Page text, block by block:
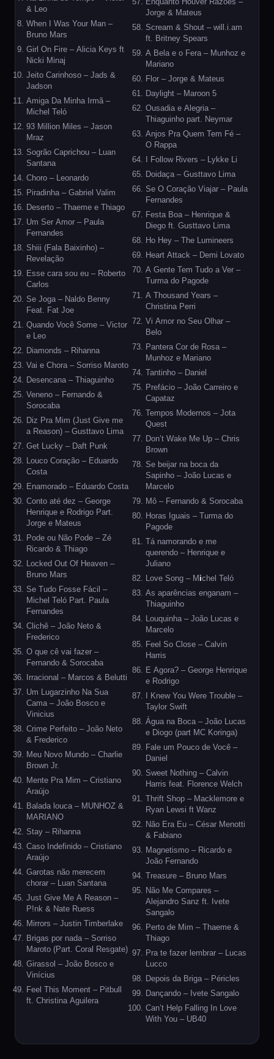
& Leo
When I Was Your Man –
Bruno Mars
Girl On Fire – Alicia Keys ft
Nicki Minaj
Jeito Carinhoso – Jads &
Jadson
Amiga Da Minha Irmã –
Michel Teló
93 Million Miles – Jason
Mraz
Sogrão Caprichou – Luan
Santana
Choro – Leonardo
Piradinha – Gabriel Valim
Deserto – Thaeme e Thiago
Um Ser Amor – Paula
Fernandes
Shiii (Fala Baixinho) –
Revelação
Esse cara sou eu – Roberto
Carlos
Se Joga – Naldo Benny
Feat. Fat Joe
Quando Você Some – Victor
e Leo
Diamonds – Rihanna
Vai e Chora – Sorriso Maroto
Desencana – Thiaguinho
Veneno – Fernando &
Sorocaba
Diz Pra Mim (Just Give me
a Reason) – Gusttavo Lima
Get Lucky – Daft Punk
Louco Coração – Eduardo
Costa
Enamorado – Eduardo Costa
Conto até dez – George
Henrique e Rodrigo Part.
Jorge e Mateus
Pode ou Não Pode – Zé
Ricardo & Thiago
Locked Out Of Heaven –
Bruno Mars
Se Tudo Fosse Fácil –
Michel Teló Part. Paula
Fernandes
Clichê – João Neto &
Frederico
O que cê vai fazer –
Fernando & Sorocaba
Irracional – Marcos & Belutti
Um Lugarzinho Na Sua
Cama – João Bosco e
Vinicius
Crime Perfeito – João Neto
& Frederico
Meu Novo Mundo – Charlie
Brown Jr.
Mente Pra Mim – Cristiano
Araújo
Balada louca – MUNHOZ &
MARIANO
Stay – Rihanna
Caso Indefinido – Cristiano
Araújo
Garotas não merecem
chorar – Luan Santana
Just Give Me A Reason –
P!nk & Nate Ruess
Mirrors – Justin Timberlake
Brigas por nada – Sorriso
Maroto (Part. Coral Resgate)
Girassol – João Bosco e
Vinícius
Feel This Moment – Pitbull
ft. Christina Aguilera
Jorge & Mateus
Scream & Shout – will.i.am
ft. Britney Spears
A Bela e o Fera – Munhoz e
Mariano
Flor – Jorge & Mateus
Daylight – Maroon 5
Ousadia e Alegria –
Thiaguinho part. Neymar
Anjos Pra Quem Tem Fé –
O Rappa
I Follow Rivers – Lykke Li
Doidaça – Gusttavo Lima
Se O Coração Viajar – Paula
Fernandes
Festa Boa – Henrique &
Diego ft. Gusttavo Lima
Ho Hey – The Lumineers
Heart Attack – Demi Lovato
A Gente Tem Tudo a Ver –
Turma do Pagode
A Thousand Years –
Christina Perri
Vi Amor no Seu Olhar –
Belo
Pantera Cor de Rosa –
Munhoz e Mariano
Tantinho – Daniel
Prefácio – João Carreiro e
Capataz
Tempos Modernos – Jota
Quest
Don’t Wake Me Up – Chris
Brown
Se beijar na boca da
Sapinho – João Lucas e
Marcelo
Mô – Fernando & Sorocaba
Horas Iguais – Turma do
Pagode
Tá namorando e me
querendo – Henrique e
Juliano
Love Song – M ichel Teló
As aparências enganam –
Thiaguinho
Louquinha – João Lucas e
Marcelo
Feel So Close – Calvin
Harris
E Agora? – George Henrique
e Rodrigo
I Knew You Were Trouble –
Taylor Swift
Água na Boca – João Lucas
e Diogo (part MC Koringa)
Fale um Pouco de Você –
Daniel
Sweet Nothing – Calvin
Harris feat. Florence Welch
Thrift Shop – Macklemore e
Ryan Lewsi ft Wanz
Não Era Eu – César Menotti
& Fabiano
Magnetismo – Ricardo e
João Fernando
Treasure – Bruno Mars
Não Me Compares –
Alejandro Sanz ft. Ivete
Sangalo
Perto de Mim – Thaeme &
Thiago
Pra te fazer lembrar – Lucas
Lucco
Depois da Briga – Péricles
Dançando – Ivete Sangalo
Can’t Help Falling In Love
With You – UB40